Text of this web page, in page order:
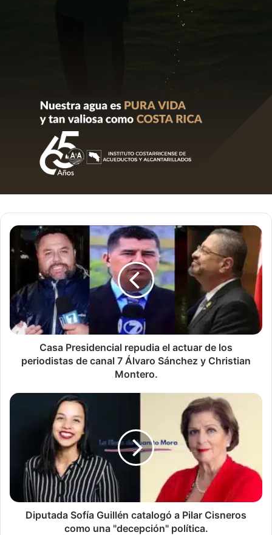
Casa
Presidencial
repudia
actuar
de
los
periodistas
de
y
Casa Presidencial repudia el actuar de los
periodistas de canal 7 Álvaro Sánchez y Christian
Montero.
Diputada
Cisneros
como
una
"decepción"
Diputada Sofía Guillén catalogó a Pilar Cisneros
como una "decepción" política.